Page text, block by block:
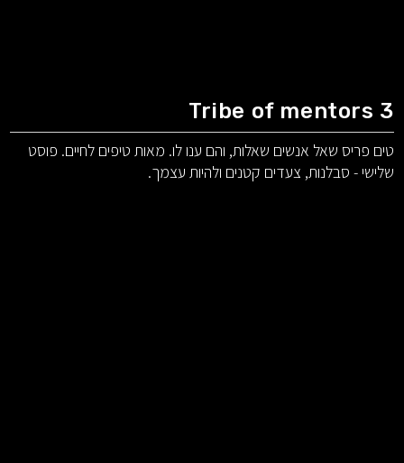
Tribe of mentors 3
טים פריס שאל אנשים שאלות, והם ענו לו. מאות טיפים לחיים. פוסט
שלישי - סבלנות, צעדים קטנים ולהיות עצמך.